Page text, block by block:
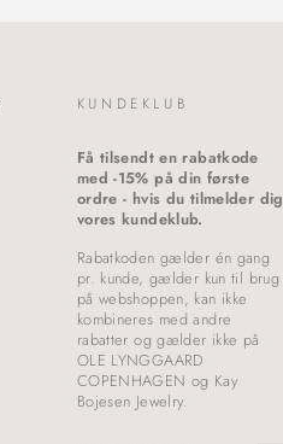
KUNDEKLUB
Få tilsendt en rabatkode
med -15% på din første
ordre - hvis du tilmelder dig
vores kundeklub.
Rabatkoden gælder én gang
pr. kunde, gælder kun til brug
på webshoppen, kan ikke
kombineres med andre
rabatter og gælder ikke på
OLE LYNGGAARD
COPENHAGEN og Kay
Bojesen Jewelry.